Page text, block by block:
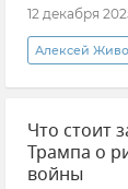
12 декабря
Алексей
Эксклюзивы
События в
Политика
Что стоит
Трампа о
войны